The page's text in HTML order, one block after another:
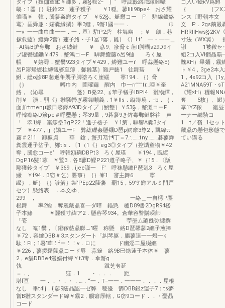
タイブ（捜伽童鰍￥灘多，霧§鞍2− ｝’ 呼誌藪絡識縁難囁
畿：1器［｝駐鈴22 蓬子獲子 ￥1穏、蓼lili98pe4 おさ耀
肇囁￥ 韓，騰蓼姦欝タイプ ￥52§。艇欝コー F’ 騨線鑛絡
竃〉琶舜趣：嬬嚢縁撰｝畢3縫，9蟹1國一一． 巾
一v−一一曲巾曲一一．一．亘〉駐P2砦 柱舞幽 ；￥ 劒．巷
拶愈藍｝縫舜2奮｝蓮子絡・子1冨1落，雛｝《｝Lt’ 一・一一＿
−At舞B炉奪郵 おさ纏鍵 ￥ 彦9、疹脅￠蓮ll脚瑚s29D9イ
ブ罐轡縫鋤￥479，蟹鴻コーF 騨舞癒藤o呂9樋 ろく屋
帳 ￥嬉尋．蟹欝923タイプ￥429，鱒難ユーi’ 呼蒜懸絡E｝
呂P溶帰綬柱縛観婆至簿，馨雛茎｝難戸藝1 往舞彗 ￥
鰍．総o診8P葱遜争襲子脚塗ろく崖緩 寧194．｛｝脅
｛｝ 噂巾内 圃曜繭 醒内 巾一rr”””tr…唖￥奎
絡，｛沁尋 蓬｝B発22、≦華子犠子IBPI4 雛物繹，
削￥ 演．弱《｝雛騒轡ぎ霧舞噸義．1￥lls．縦簿扇．−b．｛．
面∬rtmenμ籔日馨鐸A93Dタイプ（鮒墾｝￥53§，蟹灘コーF
呼韓癒絡D簸pe＃呼璽懸；琴39量，9碁蓼9き鉾毒郵鍵磐往 声
「 翠1緯．霧疹塗BgP22「逢子格子 ￥1第，騨響A嚢3タイ
プ ￥477，ij｛矯ユーF 弊紘礫姦懸麺D琶ρ鰐摩3尊2，凱緯tt
霧＃211 卸糠貞 華 鎗，蟹刃7計¶丁＝7∴……tny………碁蓼舜
糞震運子箔子、鄭tIs．〔1（1《｝eg3◎タイプ（控燐童物￥42
奪，騰愈コーe’ 呼韓額麹DBPt3 ろく屋瑛 ￥194，既縦
DgP16髪1蓉 ￥鷲3，各8蓼D鰹P221遵子略子、￥｛15．〔阪
彫獲鈴タイプ ￥369，ijee謹一 F’ 呼秣懸纏P琶剋3 ろく屋
綴 ￥f94．β窃＃乞）醤事｝｛｝峯1 審主舞6 寧
綴｝，艇｝｛｝診解｝製’PEρ22薩藩 覇15，59’9’欝アルミ門戸
セツ｝懸絡表 ．本文ゆ、
299 ， 一絡＿一自樗P塵
根舞 率2総，奪麗藏贔喜一ダ曄 錨懸 櫨D89書2DgR94楼
子本鯵 ￥麗獲寸緯ア2．懸容琴934。倉華容讐購瞬師
「壱 苧墨ム廼甦弥纒撰
なし 篭1欝，〔鐙鞍慈贔膨→’曜 称懸 絡D琶馨蓼2纏子葱捧
￥72．容鍵DBB＃3スタンダート「糾琴躯．腸蓼連一一燈一k
駄⋮Fi；1暑’葺⋮fー⋮⋮v．ロに ド幽淫二屋綴纏
￥226，蓼拶嚢薩贔コード辱 蒜簸 絡9B巳錺蓮子本体￥ 蓼
2，e舗DBBe4漫嬢付緯￥t3毒．傘蟹g
執 蹴芝奪延
＝．、 窪．1 ・．．． 距
堪f亘 一．．・．・．…．“一．T−一一．一一一．．．．屋根
なし 畢t4ij，ij蓼9蔭晶認一ゼ弊 穂優 欝DBB銀z運子7：ts夢
嘗B雛スタンダード緯￥霧2，腸癖厚轄，G窃9コード．．・憂贔
コード
コ入い罎κV爲
｛ ｛フXスタ
ンス〔野朝本文
文 P．2gs繭最
寸法（WX翼）
謝 1被鞍セッF
組2コ入Vl翻贔
醜XH）畢麺，
ト￥4，3ge2
1，4s92コ入｛
A21MNA59T・
《耀×H）糎報
奪 5枚｝、鰍
享1YZ鞍 雛昼
ーナー纏騎コ
1 t／嶺…1セット
藏贔の懸包形態
てい講る